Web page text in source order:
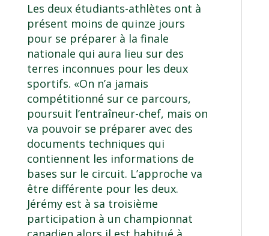
Les deux étudiants-athlètes ont à
présent moins de quinze jours
pour se préparer à la finale
nationale qui aura lieu sur des
terres inconnues pour les deux
sportifs. «On n’a jamais
compétitionné sur ce parcours,
poursuit l’entraîneur-chef, mais on
va pouvoir se préparer avec des
documents techniques qui
contiennent les informations de
bases sur le circuit. L’approche va
être différente pour les deux.
Jérémy est à sa troisième
participation à un championnat